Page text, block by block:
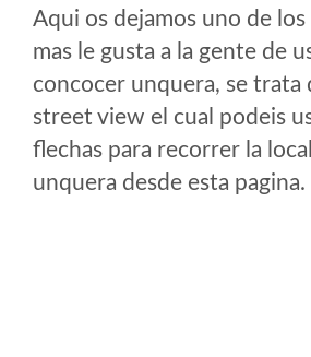
Aqui os dejamos uno de
mas le gusta a la gente de
concocer unquera, se trata
street view el cual podeis
flechas para recorrer la
unquera desde esta pagina.